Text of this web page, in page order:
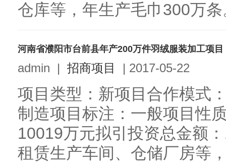
仓库等，年生产毛巾300万
河南省濮阳市台前县年产200万件羽绒服装加工项目
admin | 招商项目 | 2017-05-22
项目类型：新项目合作模式
制造项目标注：一般项目性
10019万元拟引投资总金额
租赁生产车间、仓储厂房等